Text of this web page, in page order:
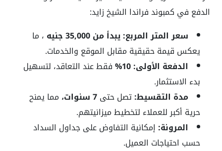
الدفع في كمبوند فراندا الشيخ زايد:
سعر المتر المربع:يبدأ من 35,000 جنيه
، ما
يعكس قيمة حقيقية مقابل الموقع والخدمات.
الدفعة الأولى: 10%
فقط عند التعاقد، لتسهيل
بدء الاستثمار.
مدة التقسيط:تصل حتى7 سنوات،
مما يمنح
حرية أكبر للعملاء لتخطيط ميزانيتهم.
المرونة: إمكانية التفاوض على جداول السداد
حسب احتياجات العميل.